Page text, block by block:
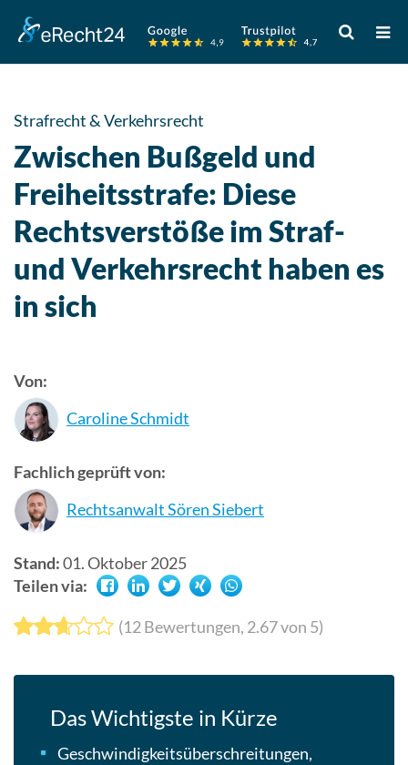
Verwende
die
Pfeile
verfügbare
Ergebnis
Strafrecht & Verkehrsrecht
Zwischen Bußgeld und
Freiheitsstrafe: Diese
Rechtsverstöße im Straf-
und Verkehrsrecht haben es
in sich
Von:
Caroline Schmidt
Fachlich geprüft von:
Rechtsanwalt Sören Siebert
Stand:01. Oktober 2025
Teilen via:
(12Bewertungen, 2.67von 5)
Das Wichtigste in Kürze
Geschwindigkeitsüberschreitungen,